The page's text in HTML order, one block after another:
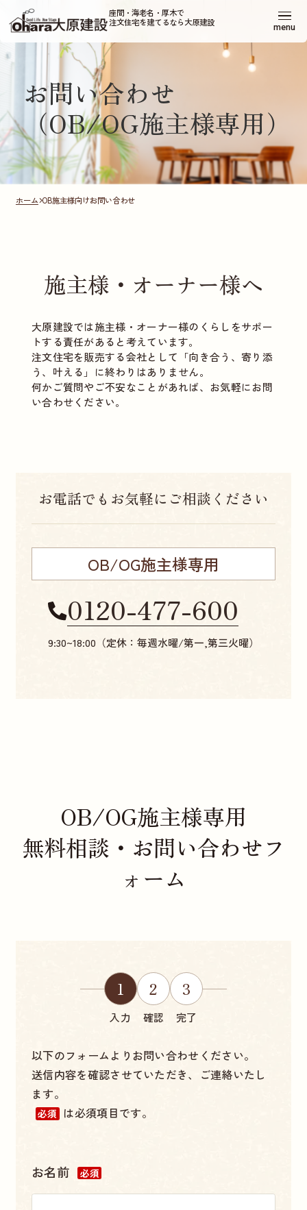
座間・海老名・厚木で
注文住宅を建てるなら大原建設
menu
お問い合わせ
（OB/OG施主様専用）
ホーム OB施主様向けお問い合わせ
施主様・オーナー様へ
大原建設では施主様・オーナー様のくらしをサポー
トする責任があると考えています。
注文住宅を販売する会社として「向き合う、寄り添
う、叶える」に終わりはありません。
何かご質問やご不安なことがあれば、お気軽にお問
い合わせください。
お電話でもお気軽にご相談ください
OB/OG施主様専用
0120-477-600
9:30~18:00（定休：毎週水曜/第一,第三火曜）
OB/OG施主様専用
無料相談・お問い合わせフ
ォーム
1
入力
2
確認
3
完了
以下のフォームよりお問い合わせください。
送信内容を確認させていただき、ご連絡いたし
ます。
必須 は必須項目です。
お名前 必須